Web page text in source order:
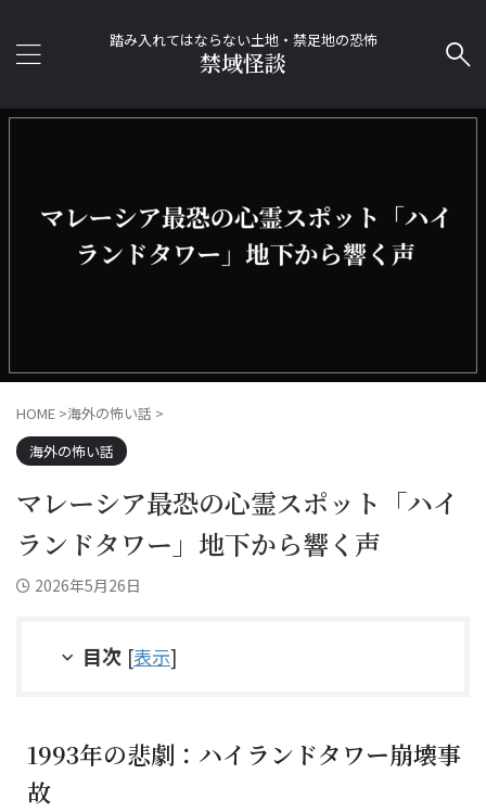
踏み入れてはならない土地・禁足地の恐怖
禁域怪談
HOME >海外の怖い話 >
海外の怖い話
マレーシア最恐の心霊スポット「ハイ
ランドタワー」地下から響く声
2026年5月26日
目次 [表示]
1993年の悲劇：ハイランドタワー崩壊事
故